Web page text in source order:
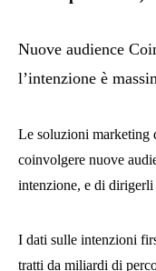
Nuove audience
l’intenzione è
Le soluzioni marketing
coinvolgere nuove
intenzione, e di
I dati sulle intenzioni
tratti da miliardi di